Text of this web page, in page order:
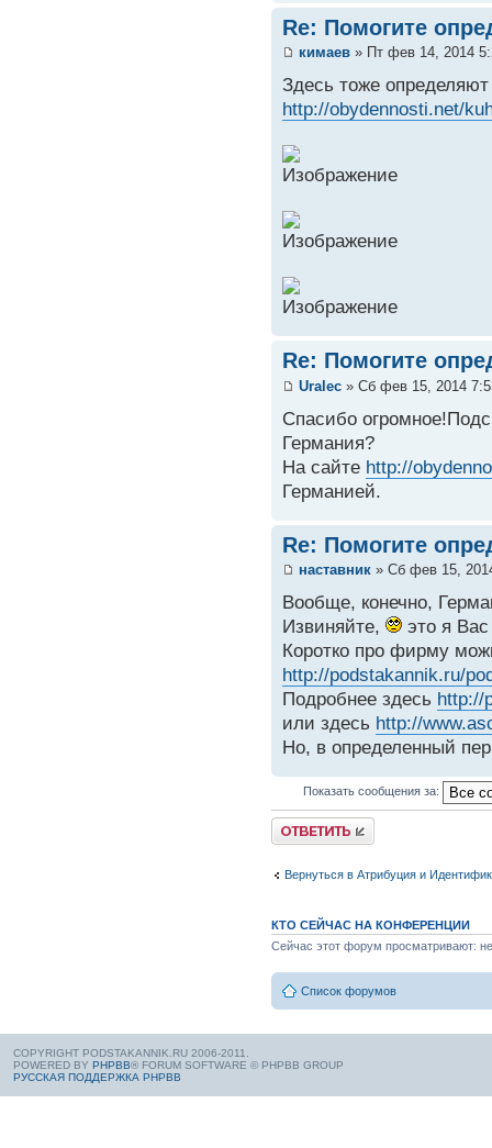
Re: Помогите
кимаев » Пт фев 14, 2014
Здесь тоже
http://obydennosti.net/
Re: Помогите
Uralec » Сб фев 15, 2014
Спасибо
Германия?
На сайте http://
Германией.
Re: Помогите
наставник » Сб фев 15,
Вообще, конечно,
Извиняйте,
это я
Коротко про фирму
http://podstakannik.ru/
Подробнее здесь http://
или здесь http://
Но, в определенный
Показать сообщения за:
Вернуться в Атрибуция и
КТО СЕЙЧАС НА КОНФЕРЕНЦИИ
Сейчас этот форум просматривают:
Список форумов
COPYRIGHT PODSTAKANNIK.RU 2006-2011.
POWERED BY PHPBB® FORUM SOFTWARE © PHPBB GROUP
РУССКАЯ ПОДДЕРЖКА PHPBB